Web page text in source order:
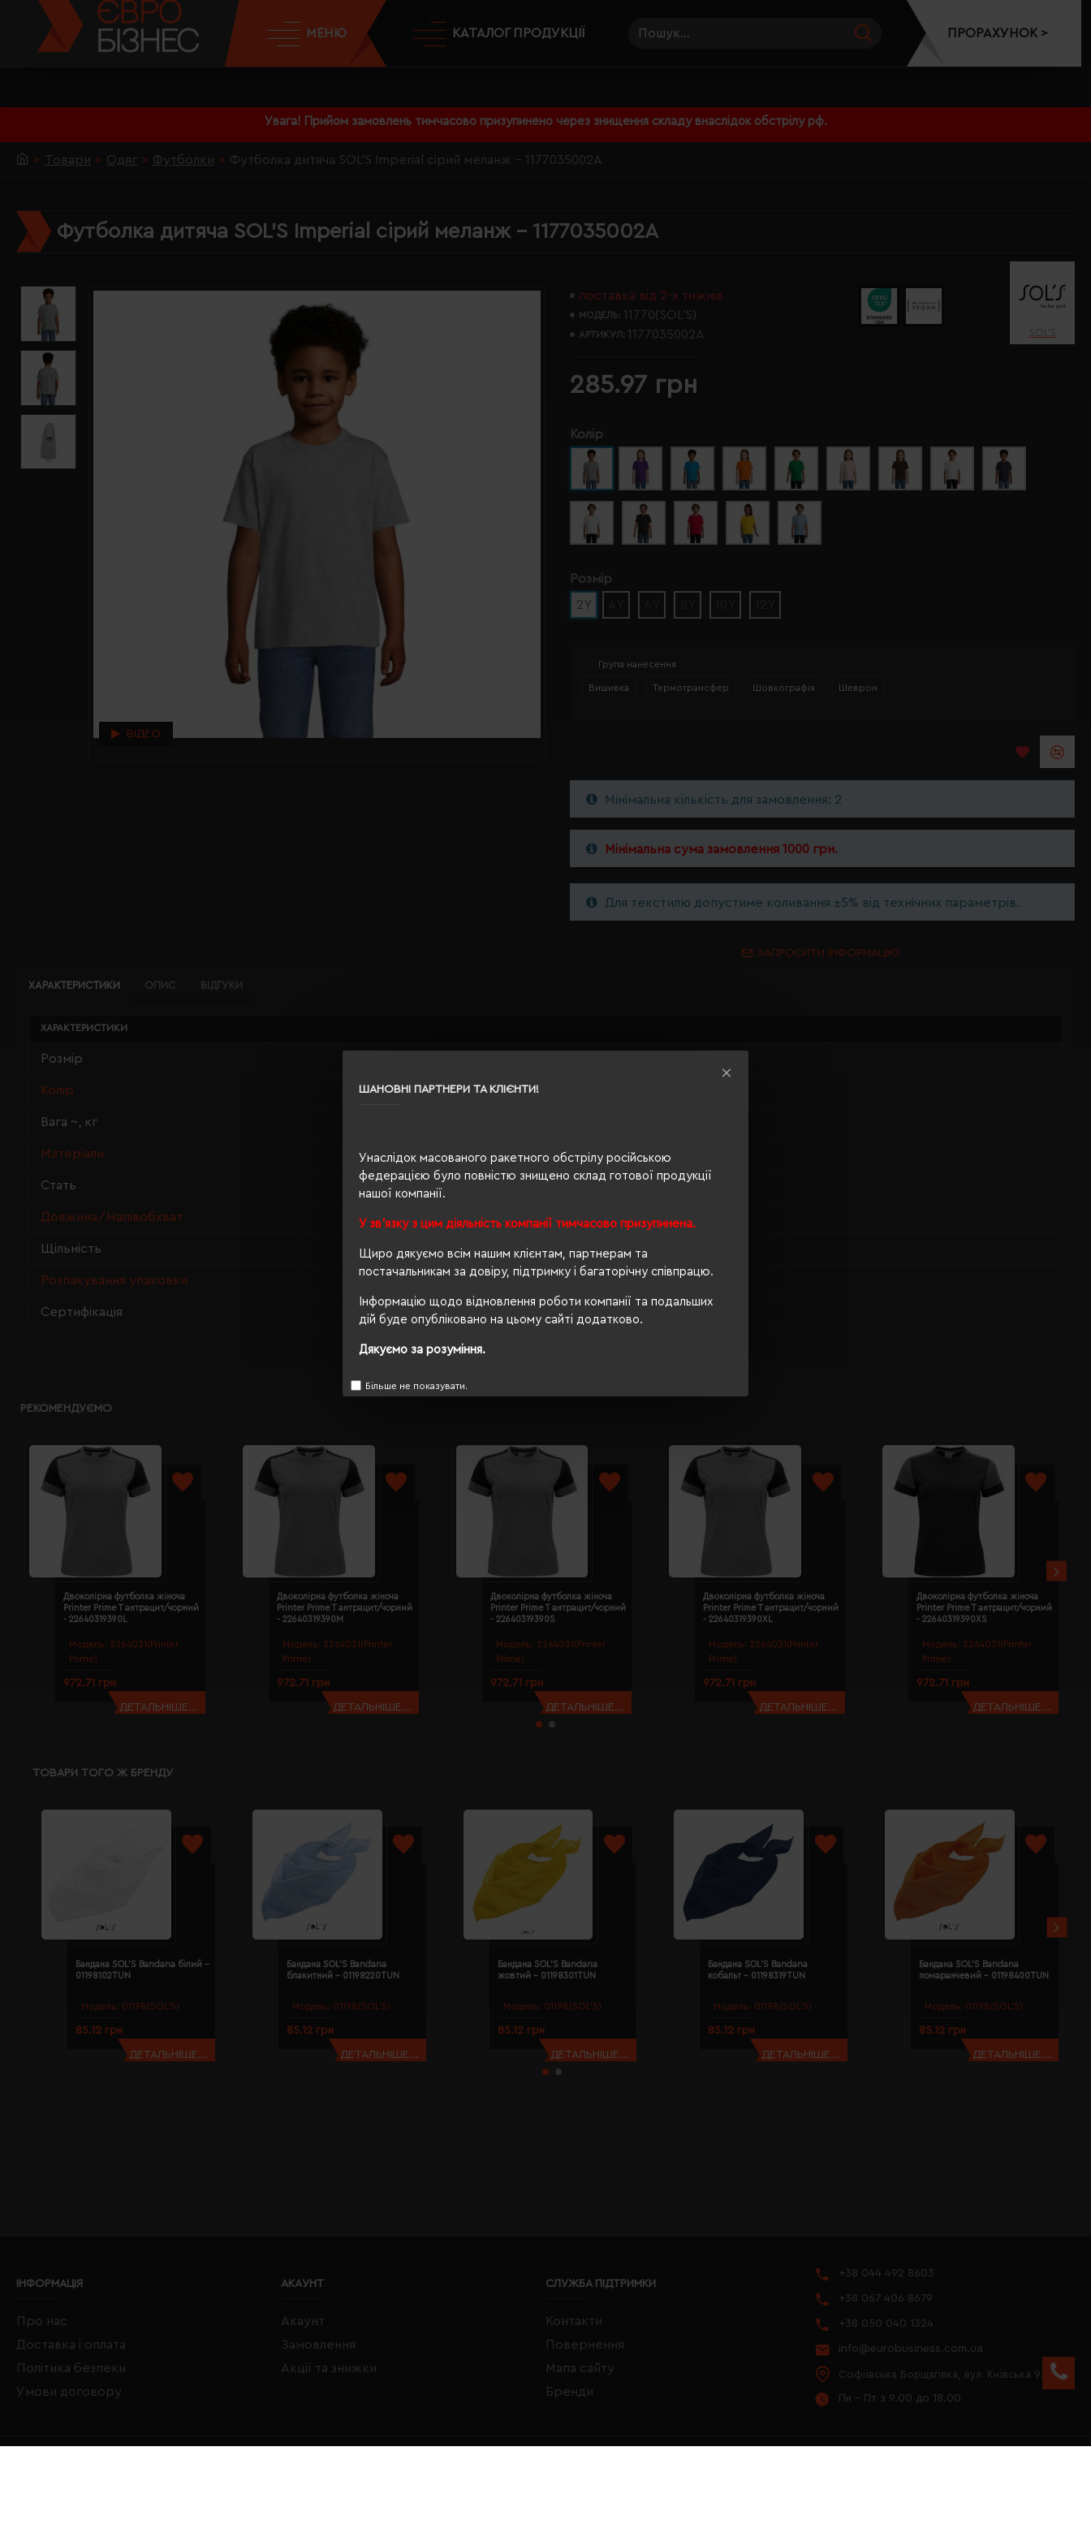
ШАНОВНІ ПАРТНЕРИ ТА КЛІЄНТИ!
Унаслідок масованого ракетного обстрілу російською
федерацією було повністю знищено склад готової продукції
нашої компанії.
У зв'язку з цим діяльність компанії тимчасово призупинена.
Щиро дякуємо всім нашим клієнтам, партнерам та
постачальникам за довіру, підтримку і багаторічну співпрацю.
Інформацію щодо відновлення роботи компанії та подальших
дій буде опубліковано на цьому сайті додатково.
Дякуємо за розуміння.
Більше не показувати.
Увага! Прийом замовлень тимчасово призупинено через знищення складу внаслідок обстрілу рф.
МЕНЮ КАТАЛОГ ПРОДУКЦІЇ ПРОРАХУНОК >
Товари Одяг Футболки Футболка дитяча SOL'S Imperial сірий меланж - 1177035002A
Футболка дитяча SOL'S Imperial сірий меланж - 1177035002A
ВІДЕО
поставка від 2-х тижнів
МОДЕЛЬ: 11770(SOL’S)
АРТИКУЛ: 1177035002A SOL’S
285.97 грн
Колір
Розмір
2Y
Група нанесення
Вишивка Термотрансфер Шовкографія Шеврон
Мінімальна кількість для замовлення: 2
Мінімальна сума замовлення 1000 грн.
Для текстилю допустиме коливання ±5% від технічних параметрів.
ЗАПРОСИТИ ІНФОРМАЦІЮ
ХАРАКТЕРИСТИКИ ОПИС ВІДГУКИ
ХАРАКТЕРИСТИКИ
Розмір
Колір сірий меланж
Вага ~, кг
Матеріали 85% бавовна, 15% віскоза
Стать дитяча
Довжина/Напівобхват
Щільність 190 г/м²
Розпакування упаковки
Сертифікація OEKO-TEX® Standard 100, PETA-Approved Vegan
РЕКОМЕНДУЄМО
Модель: 2264031(Printer
Prime)
Двоколірна футболка жіноча
Printer Prime T антрацит/чорний
- 22640319390L
972.71 грн
ДЕТАЛЬНІШЕ...
Модель: 2264031(Printer
Prime)
Двоколірна футболка жіноча
Printer Prime T антрацит/чорний
- 22640319390M
972.71 грн
ДЕТАЛЬНІШЕ...
Модель: 2264031(Printer
Prime)
Двоколірна футболка жіноча
Printer Prime T антрацит/чорний
- 22640319390S
972.71 грн
ДЕТАЛЬНІШЕ...
Модель: 2264031(Printer
Prime)
Двоколірна футболка жіноча
Printer Prime T антрацит/чорний
- 22640319390XL
972.71 грн
ДЕТАЛЬНІШЕ...
Модель: 2264031(Printer
Prime)
Двоколірна футболка жіноча
Printer Prime T антрацит/чорний
- 22640319390XS
972.71 грн
ДЕТАЛЬНІШЕ...
ТОВАРИ ТОГО Ж БРЕНДУ
Модель: 01198(SOL’S)
Бандана SOL'S Bandana білий -
01198102TUN
85.12 грн
ДЕТАЛЬНІШЕ...
Модель: 01198(SOL’S)
Бандана SOL'S Bandana
блакитний - 01198220TUN
85.12 грн
ДЕТАЛЬНІШЕ...
Модель: 01198(SOL’S)
Бандана SOL'S Bandana
жовтий - 01198301TUN
85.12 грн
ДЕТАЛЬНІШЕ...
Модель: 01198(SOL’S)
Бандана SOL'S Bandana
кобальт - 01198319TUN
85.12 грн
ДЕТАЛЬНІШЕ...
Модель: 01198(SOL’S)
Бандана SOL'S Bandana
помаранчевий - 01198400TUN
85.12 грн
ДЕТАЛЬНІШЕ...
ІНФОРМАЦІЯ
Про нас
Доставка і оплата
Політика безпеки
Умови договору
АКАУНТ
Акаунт
Замовлення
Акції та знижки
СЛУЖБА ПІДТРИМКИ
Контакти
Повернення
Мапа сайту
Бренди
+38 044 492 8603
+38 067 406 8679
+38 050 040 1324
info@eurobusiness.com.ua
Софіївська Борщагівка, вул. Київська 97
Пн - Пт з 9.00 до 18.00